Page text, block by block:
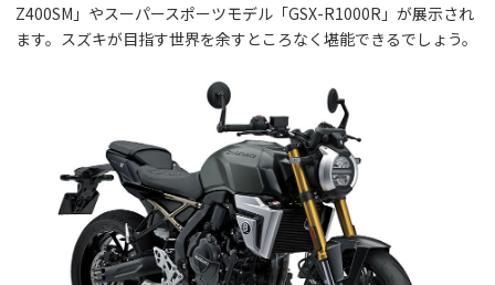
Z400SM」やスーパースポーツモデル「GSX-R1000R」が展示され
ます。スズキが目指す世界を余すところなく堪能できるでしょう。